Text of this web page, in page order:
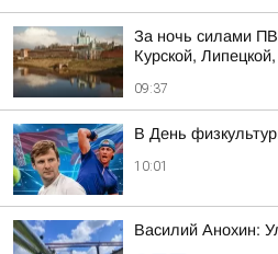
За ночь силами
Курской,
09:37
В День
10:01
Василий Анохин: